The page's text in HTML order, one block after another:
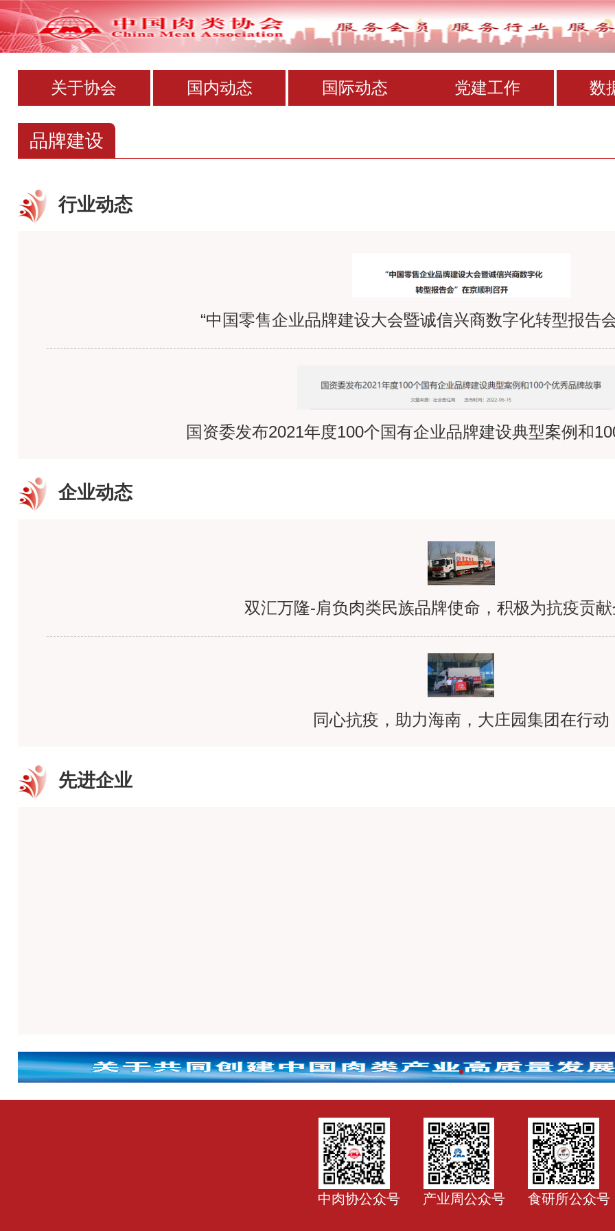
关于协会 国内动态 国际动态 党建工作 数
品牌建设
行业动态
国资委发布2021年度100个国有企业品牌建设典型案例和
“中国零售企业品牌建设大会暨诚信兴商数字化转型报告
国资委发布2021年度100个国有企业品牌建设典型案例和
以品牌建设助推制造业高质量发展
“中国零售企业品牌建设大会暨诚信兴商数字化转型报告
企业动态
同心抗疫，助力海南，大庄园集团在行动
北京二商肉食集团青年突击队共筑战“疫”堡垒
双汇万隆-肩负肉类民族品牌使命，积极为抗疫贡
同心抗疫，助力海南，大庄园集团在行动
双汇万隆-肩负肉类民族品牌使命，积极为抗疫贡
先进企业
中肉协公众号 产业周公众号 食研所公众号